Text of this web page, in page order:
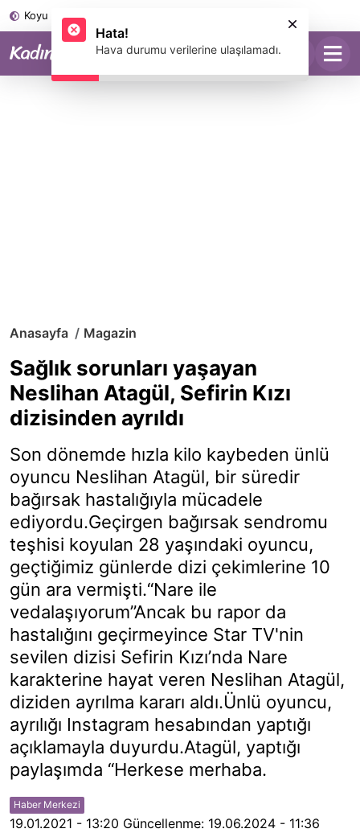
Koyu Mod
Anasayfa Magazin
Sağlık sorunları yaşayan
Neslihan Atagül, Sefirin Kızı
dizisinden ayrıldı
Son dönemde hızla kilo kaybeden ünlü
oyuncu Neslihan Atagül, bir süredir
bağırsak hastalığıyla mücadele
ediyordu.Geçirgen bağırsak sendromu
teşhisi koyulan 28 yaşındaki oyuncu,
geçtiğimiz günlerde dizi çekimlerine 10
gün ara vermişti.“Nare ile
vedalaşıyorum”Ancak bu rapor da
hastalığını geçirmeyince Star TV'nin
sevilen dizisi Sefirin Kızı’nda Nare
karakterine hayat veren Neslihan Atagül,
diziden ayrılma kararı aldı.Ünlü oyuncu,
ayrılığı Instagram hesabından yaptığı
açıklamayla duyurdu.Atagül, yaptığı
paylaşımda “Herkese merhaba.
Haber Merkezi
19.01.2021 - 13:20 Güncellenme: 19.06.2024 - 11:36
Hata!
Hava durumu verilerine ulaşılamadı.